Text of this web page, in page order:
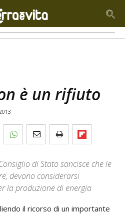
è un rifiuto
di Stato sancisce che le
devono considerarsi
la produzione di energia
il ricorso di un importante